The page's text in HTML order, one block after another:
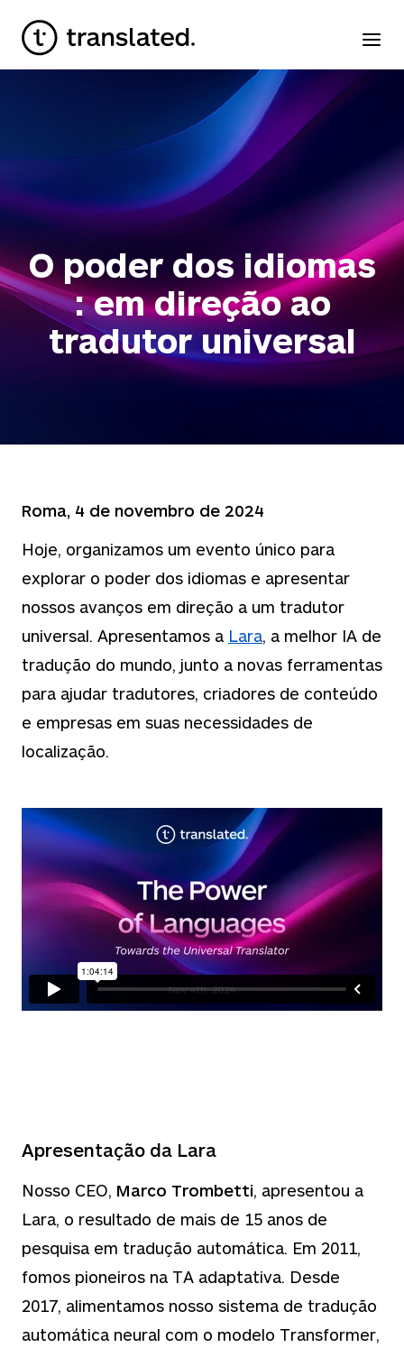
O poder dos idiomas
: em direção ao
tradutor universal
Roma, 4 de novembro de 2024
Hoje, organizamos um evento único para
explorar o poder dos idiomas e apresentar
nossos avanços em direção a um tradutor
universal. Apresentamos a Lara, a melhor IA de
tradução do mundo, junto a novas ferramentas
para ajudar tradutores, criadores de conteúdo
e empresas em suas necessidades de
localização.
Apresentação da Lara
Nosso CEO, Marco Trombetti, apresentou a
Lara, o resultado de mais de 15 anos de
pesquisa em tradução automática. Em 2011,
fomos pioneiros na TA adaptativa. Desde
2017, alimentamos nosso sistema de tradução
automática neural com o modelo Transformer,